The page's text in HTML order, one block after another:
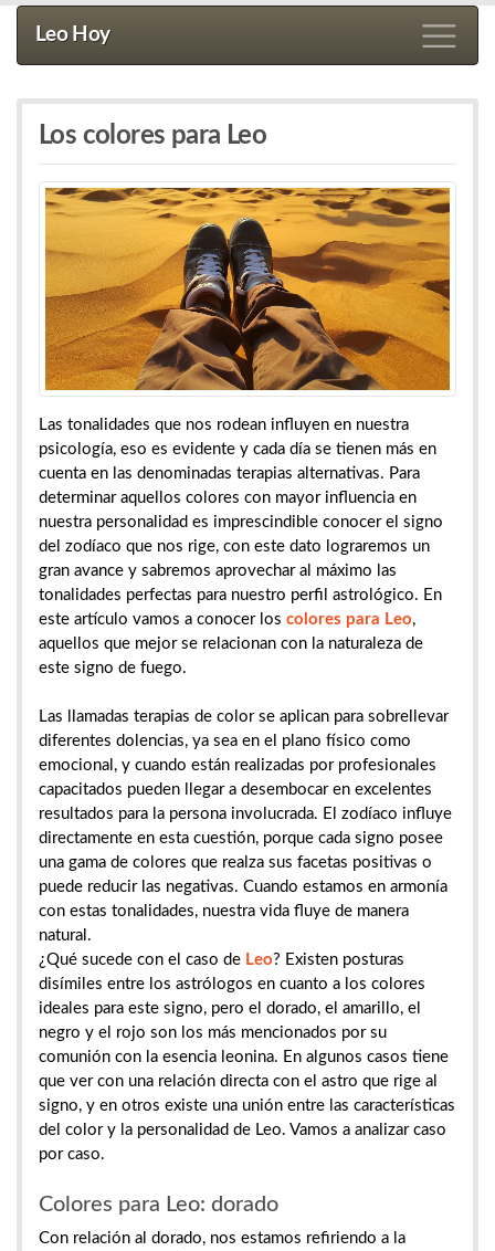
Leo Hoy
Los colores para Leo
Las tonalidades que nos rodean influyen en nuestra
psicología, eso es evidente y cada día se tienen más en
cuenta en las denominadas terapias alternativas. Para
determinar aquellos colores con mayor influencia en
nuestra personalidad es imprescindible conocer el signo
del zodíaco que nos rige, con este dato lograremos un
gran avance y sabremos aprovechar al máximo las
tonalidades perfectas para nuestro perfil astrológico. En
este artículo vamos a conocer los colores para Leo,
aquellos que mejor se relacionan con la naturaleza de
este signo de fuego.
Las llamadas terapias de color se aplican para sobrellevar
diferentes dolencias, ya sea en el plano físico como
emocional, y cuando están realizadas por profesionales
capacitados pueden llegar a desembocar en excelentes
resultados para la persona involucrada. El zodíaco influye
directamente en esta cuestión, porque cada signo posee
una gama de colores que realza sus facetas positivas o
puede reducir las negativas. Cuando estamos en armonía
con estas tonalidades, nuestra vida fluye de manera
natural.
¿Qué sucede con el caso de Leo? Existen posturas
disímiles entre los astrólogos en cuanto a los colores
ideales para este signo, pero el dorado, el amarillo, el
negro y el rojo son los más mencionados por su
comunión con la esencia leonina. En algunos casos tiene
que ver con una relación directa con el astro que rige al
signo, y en otros existe una unión entre las características
del color y la personalidad de Leo. Vamos a analizar caso
por caso.
Colores para Leo: dorado
Con relación al dorado, nos estamos refiriendo a la